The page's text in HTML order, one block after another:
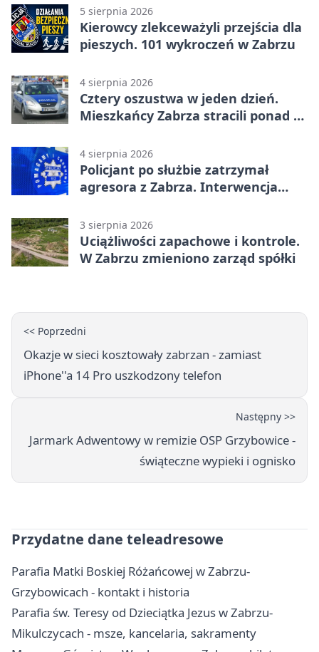
5 sierpnia 2026
Kierowcy zlekceważyli przejścia dla
pieszych. 101 wykroczeń w Zabrzu
4 sierpnia 2026
Cztery oszustwa w jeden dzień.
Mieszkańcy Zabrza stracili ponad 6
4 sierpnia 2026
Policjant po służbie zatrzymał
agresora z Zabrza. Interwencja
3 sierpnia 2026
Uciążliwości zapachowe i kontrole.
W Zabrzu zmieniono zarząd spółki
<< Poprzedni
Okazje w sieci kosztowały zabrzan - zamiast
iPhone''a 14 Pro uszkodzony telefon
Następny >>
Jarmark Adwentowy w remizie OSP Grzybowice -
świąteczne wypieki i ognisko
Przydatne dane teleadresowe
Parafia Matki Boskiej Różańcowej w Zabrzu-
Grzybowicach - kontakt i historia
Parafia św. Teresy od Dzieciątka Jezus w Zabrzu-
Mikulczycach - msze, kancelaria, sakramenty